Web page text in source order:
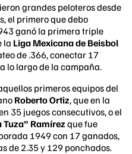
grandes peloteros desde
el primero que debo
ganó la primera triple
la Liga Mexicana de Beisbol
de .366, conectar 17
lo largo de la campaña.
primeros equipos del
Roberto Ortiz, que en la
35 juegos consecutivos, o el
Tuza” Ramírez que fue
1949 con 17 ganados,
de 2.35 y 129 ponchados.